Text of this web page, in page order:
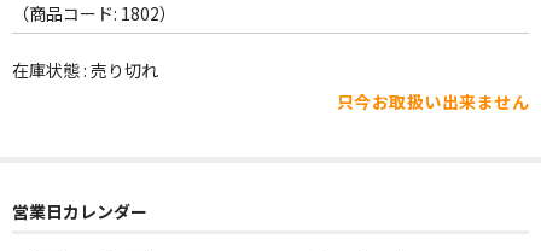
その他
7INC
（商品コード: 1802）
在庫状態 : 売り切れ
只今お取扱い出来ません
営業日カレンダー